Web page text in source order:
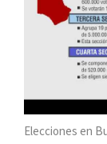
Elecciones en